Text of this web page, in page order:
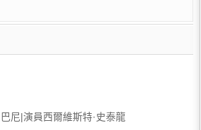
巴尼|演員西爾維斯特·史泰龍